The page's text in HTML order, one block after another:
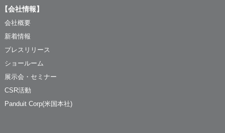
【会社情報】
会社概要
新着情報
プレスリリース
ショールーム
展示会・セミナー
CSR活動
Panduit Corp(米国本社)